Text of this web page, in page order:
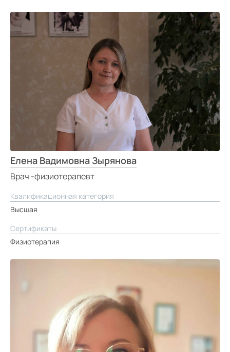
Елена Вадимовна Зырянова
Врач -физиотерапевт
Квалификационная категория
Высшая
Сертификаты
Физиотерапия